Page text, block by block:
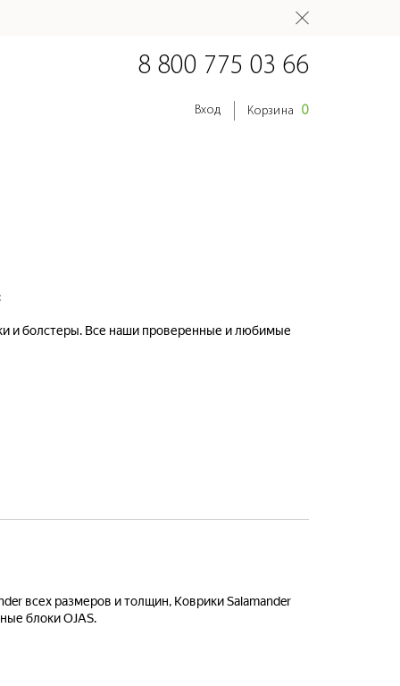
8 800 775 03 66
Вход Корзина 0
и болстеры. Все наши проверенные и любимые
всех размеров и толщин, Коврики Salamander
блоки OJAS.